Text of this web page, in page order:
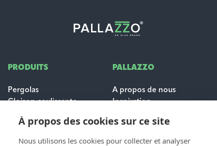
À propos des cookies sur ce site
Nous utilisons les cookies pour collecter et analyser
PRODUITS
Pergolas
Cloison coulissante
PALLAZZO
A propos de nous
Inspiration
Questions fréquemment
posées